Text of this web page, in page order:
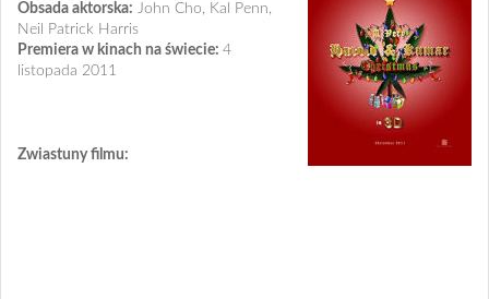
Obsada aktorska: John Cho, Kal Penn,
Neil Patrick Harris
Premiera w kinach na świecie: 4
listopada 2011
Zwiastuny filmu: